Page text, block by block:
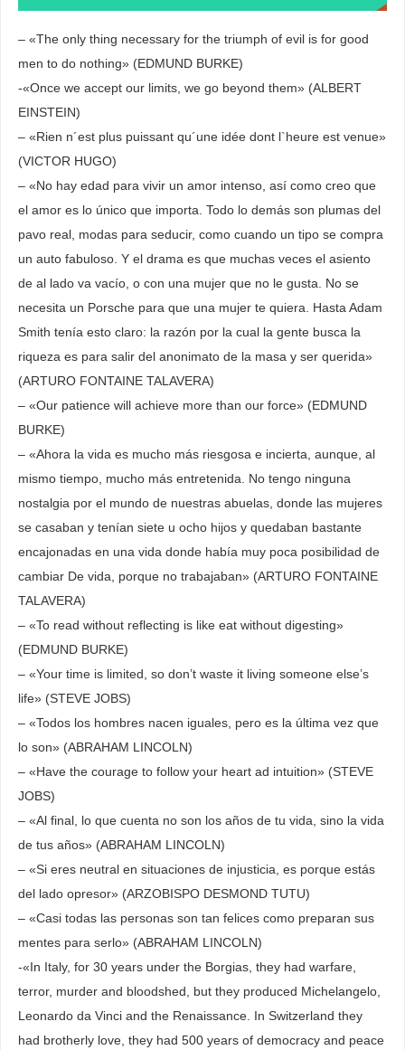
– «The only thing necessary for the triumph of evil is for good
men to do nothing» (EDMUND BURKE)
-«Once we accept our limits, we go beyond them» (ALBERT
EINSTEIN)
– «Rien n´est plus puissant qu´une idée dont l`heure est venue»
(VICTOR HUGO)
– «No hay edad para vivir un amor intenso, así como creo que
el amor es lo único que importa. Todo lo demás son plumas del
pavo real, modas para seducir, como cuando un tipo se compra
un auto fabuloso. Y el drama es que muchas veces el asiento
de al lado va vacío, o con una mujer que no le gusta. No se
necesita un Porsche para que una mujer te quiera. Hasta Adam
Smith tenía esto claro: la razón por la cual la gente busca la
riqueza es para salir del anonimato de la masa y ser querida»
(ARTURO FONTAINE TALAVERA)
– «Our patience will achieve more than our force» (EDMUND
BURKE)
– «Ahora la vida es mucho más riesgosa e incierta, aunque, al
mismo tiempo, mucho más entretenida. No tengo ninguna
nostalgia por el mundo de nuestras abuelas, donde las mujeres
se casaban y tenían siete u ocho hijos y quedaban bastante
encajonadas en una vida donde había muy poca posibilidad de
cambiar De vida, porque no trabajaban» (ARTURO FONTAINE
TALAVERA)
– «To read without reflecting is like eat without digesting»
(EDMUND BURKE)
– «Your time is limited, so don’t waste it living someone else’s
life» (STEVE JOBS)
– «Todos los hombres nacen iguales, pero es la última vez que
lo son» (ABRAHAM LINCOLN)
– «Have the courage to follow your heart ad intuition» (STEVE
JOBS)
– «Al final, lo que cuenta no son los años de tu vida, sino la vida
de tus años» (ABRAHAM LINCOLN)
– «Si eres neutral en situaciones de injusticia, es porque estás
del lado opresor» (ARZOBISPO DESMOND TUTU)
– «Casi todas las personas son tan felices como preparan sus
mentes para serlo» (ABRAHAM LINCOLN)
-«In Italy, for 30 years under the Borgias, they had warfare,
terror, murder and bloodshed, but they produced Michelangelo,
Leonardo da Vinci and the Renaissance. In Switzerland they
had brotherly love, they had 500 years of democracy and peace